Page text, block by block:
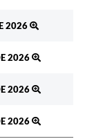
2026
2026
2026
2026